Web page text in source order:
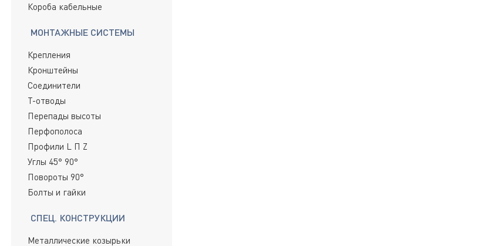
Короба кабельные
МОНТАЖНЫЕ СИСТЕМЫ
Крепления
Кронштейны
Соединители
Т-отводы
Перепады высоты
Перфополоса
Профили L П Z
Углы 45° 90°
Повороты 90°
Болты и гайки
СПЕЦ. КОНСТРУКЦИИ
Металлические козырьки